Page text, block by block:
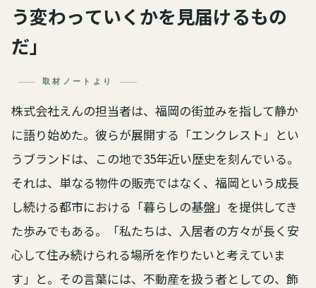
う変わっていくかを見届けるもの
だ」
取材ノートより
株式会社えんの担当者は、福岡の街並みを指して静か
に語り始めた。彼らが展開する「エンクレスト」とい
うブランドは、この地で35年近い歴史を刻んでいる。
それは、単なる物件の販売ではなく、福岡という成長
し続ける都市における「暮らしの基盤」を提供してき
た歩みでもある。「私たちは、入居者の方々が長く安
心して住み続けられる場所を作りたいと考えていま
す」と。その言葉には、不動産を扱う者としての、飾